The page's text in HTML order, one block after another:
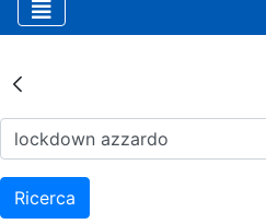
Risultati della
Ricerca